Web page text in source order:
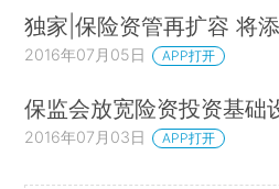
独家|保险资管再扩容 将
2016年07月05日 APP打开
保监会放宽险资投资基础
2016年07月03日 APP打开